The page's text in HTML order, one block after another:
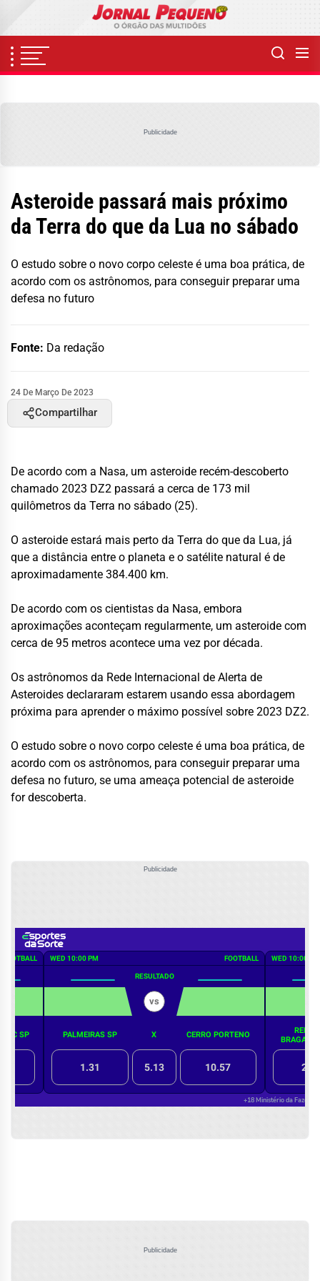
content
Publicidade
Asteroide passará mais próximo
da Terra do que da Lua no sábado
O estudo sobre o novo corpo celeste é uma boa prática, de
acordo com os astrônomos, para conseguir preparar uma
defesa no futuro
Fonte: Da redação
24 De Março De 2023
Compartilhar
De acordo com a Nasa, um asteroide recém-descoberto
chamado 2023 DZ2 passará a cerca de 173 mil
quilômetros da Terra no sábado (25).
O asteroide estará mais perto da Terra do que da Lua, já
que a distância entre o planeta e o satélite natural é de
aproximadamente 384.400 km.
De acordo com os cientistas da Nasa, embora
aproximações aconteçam regularmente, um asteroide com
cerca de 95 metros acontece uma vez por década.
Os astrônomos da Rede Internacional de Alerta de
Asteroides declararam estarem usando essa abordagem
próxima para aprender o máximo possível sobre 2023 DZ2.
O estudo sobre o novo corpo celeste é uma boa prática, de
acordo com os astrônomos, para conseguir preparar uma
defesa no futuro, se uma ameaça potencial de asteroide
for descoberta.
Publicidade
Publicidade